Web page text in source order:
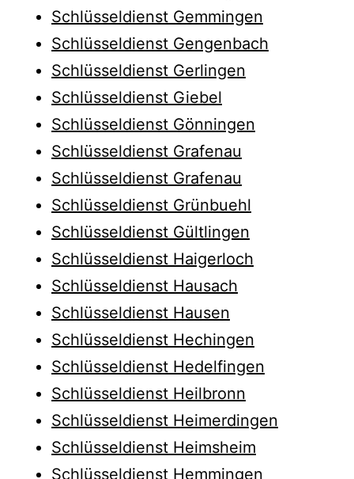
Schlüsseldienst Gemmingen
Schlüsseldienst Gengenbach
Schlüsseldienst Gerlingen
Schlüsseldienst Giebel
Schlüsseldienst Gönningen
Schlüsseldienst Grafenau
Schlüsseldienst Grafenau
Schlüsseldienst Grünbuehl
Schlüsseldienst Gültlingen
Schlüsseldienst Haigerloch
Schlüsseldienst Hausach
Schlüsseldienst Hausen
Schlüsseldienst Hechingen
Schlüsseldienst Hedelfingen
Schlüsseldienst Heilbronn
Schlüsseldienst Heimerdingen
Schlüsseldienst Heimsheim
Schlüsseldienst Hemmingen